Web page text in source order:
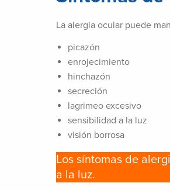
La alergia ocular puede
picazón
enrojecimiento
hinchazón
secreción
lagrimeo excesivo
sensibilidad a la luz
visión borrosa
Los síntomas de
a la luz.